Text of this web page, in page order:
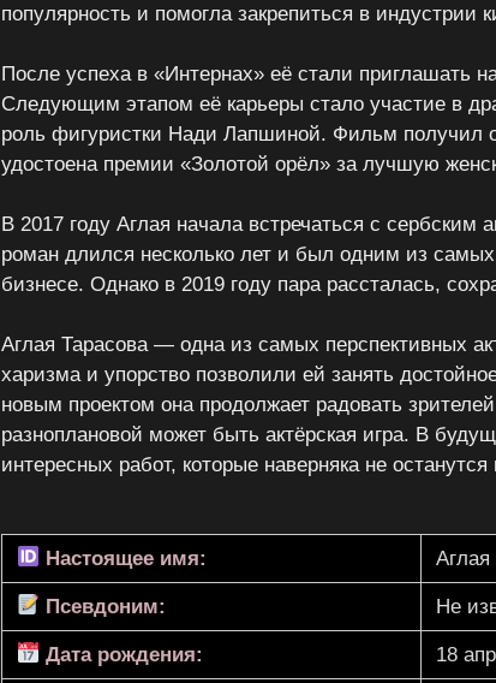
популярность и помогла закрепиться в индустрии
После успеха в «Интернах» её стали приглашать
Следующим этапом её карьеры стало участие в
роль фигуристки Нади Лапшиной. Фильм получил
удостоена премии «Золотой орёл» за лучшую
В 2017 году Аглая начала встречаться с
роман длился несколько лет и был одним из
бизнесе. Однако в 2019 году пара рассталась,
Аглая Тарасова — одна из самых перспективных
харизма и упорство позволили ей занять
новым проектом она продолжает радовать
разноплановой может быть актёрская игра. В
интересных работ, которые наверняка не
Настоящее имя: Аглая
Псевдоним: Не
Дата рождения: 18